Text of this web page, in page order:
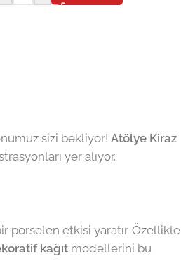
sizi bekliyor! Atölye Kiraz
yer alıyor.
porselen etkisi yaratır. Özellikle
kağıt modellerini bu